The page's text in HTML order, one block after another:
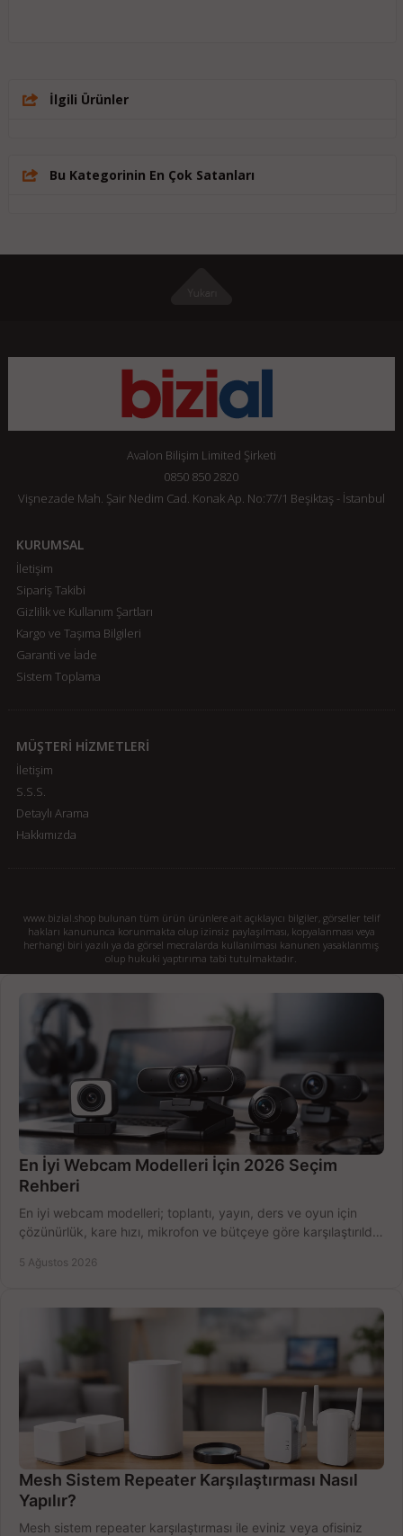
İlgili Ürünler
Bu Kategorinin En Çok Satanları
Avalon Bilişim Limited Şirketi
0850 850 2820
Vişnezade Mah. Şair Nedim Cad. Konak Ap. No:77/1 Beşiktaş - İstanbul
KURUMSAL
İletişim
Sipariş Takibi
Gizlilik ve Kullanım Şartları
Kargo ve Taşıma Bilgileri
Garanti ve İade
Sistem Toplama
MÜŞTERİ HİZMETLERİ
İletişim
S.S.S.
Detaylı Arama
Hakkımızda
www.bizial.shop bulunan tüm ürün ürünlere ait açıklayıcı bilgiler, görseller telif
hakları kanununca korunmakta olup izinsiz paylaşılması, kopyalanması veya
herhangi biri yazılı ya da görsel mecralarda kullanılması kanunen yasaklanmış
olup hukuki yaptırıma tabi tutulmaktadır.
En İyi Webcam Modelleri İçin 2026 Seçim
Rehberi
En iyi webcam modelleri; toplantı, yayın, ders ve oyun için
çözünürlük, kare hızı, mikrofon ve bütçeye göre karşılaştırıldı.
5 Ağustos 2026
Mesh Sistem Repeater Karşılaştırması Nasıl
Yapılır?
Mesh sistem repeater karşılaştırması ile eviniz veya ofisiniz